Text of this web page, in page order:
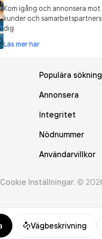
Vägbeskrivning
Kom igång och annonsera mot
kunder och
dig.
Läs mer här
Populära
Annonsera
Integritet
Nödnummer
Användarvillkor
Cookie Inställningar. ©